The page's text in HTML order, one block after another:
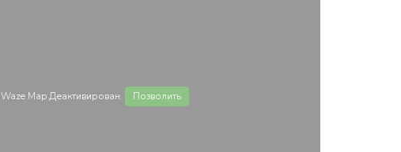
Waze Map Деактивирован. Позволить